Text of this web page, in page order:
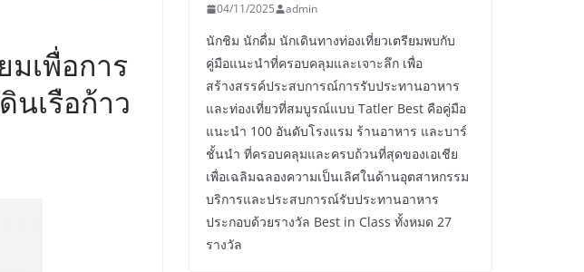
มเพื่อการ
นเรือก้าว
04/11/2025 admin
นักชิม นักดื่ม นักเดินทางท่องเที่ยวเตรียมพบกับ
คู่มือแนะนำที่ครอบคลุมและเจาะลึก เพื่อ
สร้างสรรค์ประสบการณ์การรับประทานอาหาร
และท่องเที่ยวที่สมบูรณ์แบบ Tatler Best คือคู่มือ
แนะนำ 100 อันดับโรงแรม ร้านอาหาร และบาร์
ชั้นนำ ที่ครอบคลุมและครบถ้วนที่สุดของเอเชีย
เพื่อเฉลิมฉลองความเป็นเลิศในด้านอุตสาหกรรม
บริการและประสบการณ์รับประทานอาหาร
ประกอบด้วยรางวัล Best in Class ทั้งหมด 27
รางวัล